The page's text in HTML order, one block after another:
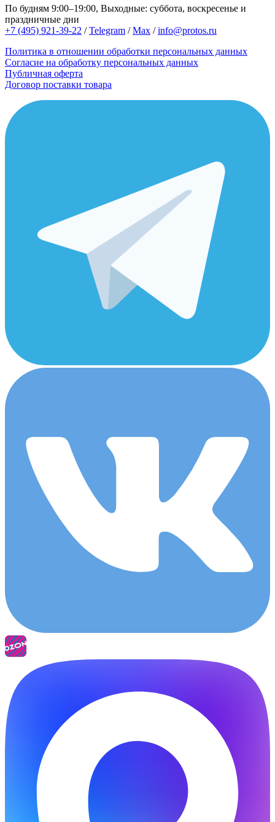
По будням 9:00–19:00, Выходные: суббота, воскресенье и
праздничные дни
+7 (495) 921-39-22 /Telegram /Max /info@protos.ru
Политика в отношении обработки персональных данных
Согласие на обработку персональных данных
Публичная оферта
Договор поставки товара